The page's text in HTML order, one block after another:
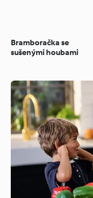
Bramboračka se
sušenými houbami